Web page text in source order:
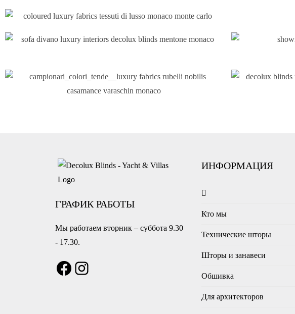
ГРАФИК РАБОТЫ
Мы работаем вторник – суббота 9.30
- 17.30.
ИНФОРМАЦИЯ
Кто мы
Технические шторы
Шторы и занавеси
Обшивка
Для архитекторов